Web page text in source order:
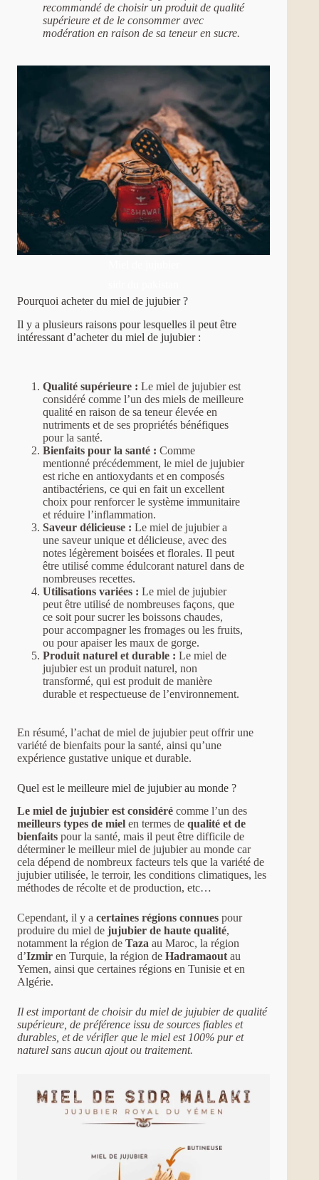
recommandé de choisir un produit de qualité
supérieure et de le consommer avec
modération en raison de sa teneur en sucre.
Pourquoi acheter du miel de jujubier ?
Il y a plusieurs raisons pour lesquelles il peut être
intéressant d’acheter du miel de jujubier :
Qualité supérieure : Le miel de jujubier est
considéré comme l’un des miels de meilleure
qualité en raison de sa teneur élevée en
nutriments et de ses propriétés bénéfiques
pour la santé.
Bienfaits pour la santé : Comme
mentionné précédemment, le miel de jujubier
est riche en antioxydants et en composés
antibactériens, ce qui en fait un excellent
choix pour renforcer le système immunitaire
et réduire l’inflammation.
Saveur délicieuse : Le miel de jujubier a
une saveur unique et délicieuse, avec des
notes légèrement boisées et florales. Il peut
être utilisé comme édulcorant naturel dans de
nombreuses recettes.
Utilisations variées : Le miel de jujubier
peut être utilisé de nombreuses façons, que
ce soit pour sucrer les boissons chaudes,
pour accompagner les fromages ou les fruits,
ou pour apaiser les maux de gorge.
Produit naturel et durable : Le miel de
jujubier est un produit naturel, non
transformé, qui est produit de manière
durable et respectueuse de l’environnement.
En résumé, l’achat de miel de jujubier peut offrir une
variété de bienfaits pour la santé, ainsi qu’une
expérience gustative unique et durable.
Quel est le meilleure miel de jujubier au monde ?
Le miel de jujubier est considéré comme l’un des
meilleurs types de miel en termes de qualité et de
bienfaits pour la santé, mais il peut être difficile de
déterminer le meilleur miel de jujubier au monde car
cela dépend de nombreux facteurs tels que la variété de
jujubier utilisée, le terroir, les conditions climatiques, les
méthodes de récolte et de production, etc…
Cependant, il y a certaines régions connues pour
produire du miel de jujubier de haute qualité,
notamment la région de Taza au Maroc, la région
d’Izmir en Turquie, la région de Hadramaout au
Yemen, ainsi que certaines régions en Tunisie et en
Algérie.
Il est important de choisir du miel de jujubier de qualité
supérieure, de préférence issu de sources fiables et
durables, et de vérifier que le miel est 100% pur et
naturel sans aucun ajout ou traitement.